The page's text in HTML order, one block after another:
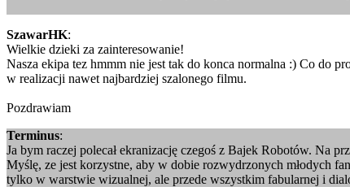
SzawarHK:
Wielkie dzieki za zainteresowanie!
Nasza ekipa tez hmmm nie jest tak do konca normalna :) Co do
w realizacji nawet najbardziej szalonego filmu.
Pozdrawiam
Terminus:
Ja bym raczej polecał ekranizację czegoś z Bajek Robotów. Na
Myślę, ze jest korzystne, aby w dobie rozwydrzonych młodych
tylko w warstwie wizualnej, ale przede wszystkim fabularnej i